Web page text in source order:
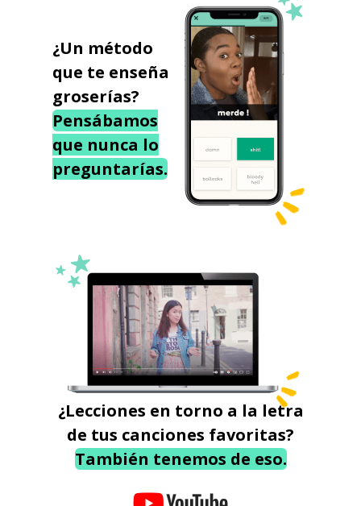
¿Un método
que te enseña
groserías?
Pensábamos
que nunca lo
preguntarías.
¿Lecciones en torno a la letra
de tus canciones favoritas?
También tenemos de eso.